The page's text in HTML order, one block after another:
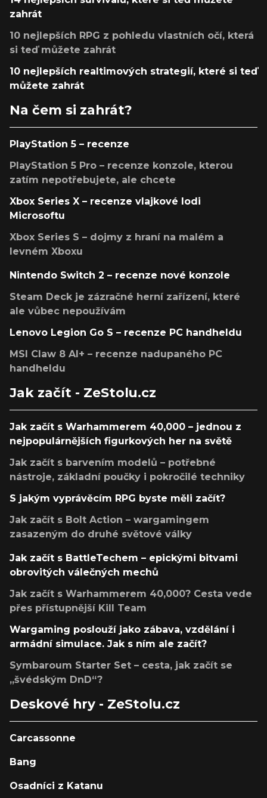
zahrát
10 nejlepších RPG z pohledu vlastních očí, která
si teď můžete zahrát
10 nejlepších realtimových strategií, které si teď
můžete zahrát
Na čem si zahrát?
PlayStation 5 – recenze
PlayStation 5 Pro – recenze konzole, kterou
zatím nepotřebujete, ale chcete
Xbox Series X – recenze vlajkové lodi
Microsoftu
Xbox Series S – dojmy z hraní na malém a
levném Xboxu
Nintendo Switch 2 – recenze nové konzole
Steam Deck je zázračné herní zařízení, které
ale vůbec nepoužívám
Lenovo Legion Go S – recenze PC handheldu
MSI Claw 8 AI+ – recenze nadupaného PC
handheldu
Jak začít - ZeStolu.cz
Jak začít s Warhammerem 40,000 – jednou z
nejpopulárnějších figurkových her na světě
Jak začít s barvením modelů – potřebné
nástroje, základní poučky i pokročilé techniky
S jakým vyprávěcím RPG byste měli začít?
Jak začít s Bolt Action – wargamingem
zasazeným do druhé světové války
Jak začít s BattleTechem – epickými bitvami
obrovitých válečných mechů
Jak začít s Warhammerem 40,000? Cesta vede
přes přístupnější Kill Team
Wargaming poslouží jako zábava, vzdělání i
armádní simulace. Jak s ním ale začít?
Symbaroum Starter Set – cesta, jak začít se
„švédským DnD“?
Deskové hry - ZeStolu.cz
Carcassonne
Bang
Osadníci z Katanu